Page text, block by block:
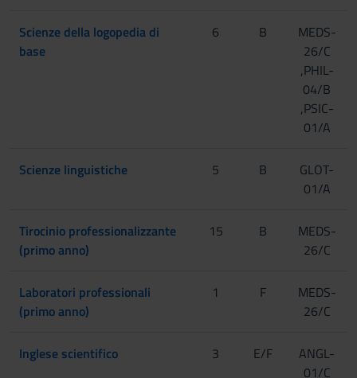
Scienze della logopedia di
base
6 B
MEDS-
26/C
,PHIL-
04/B
,PSIC-
01/A
Scienze linguistiche 5 B
GLOT-
01/A
Tirocinio professionalizzante
(primo anno)
15 B
MEDS-
26/C
Laboratori professionali
(primo anno)
1 F
MEDS-
26/C
Inglese scientifico 3 E/F
ANGL-
01/C